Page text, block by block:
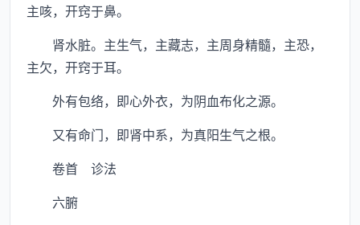
主咳，开窍于鼻。
肾水脏。主生气，主藏志，主周身精髓，主恐，
主欠，开窍于耳。
外有包络，即心外衣，为阴血布化之源。
又有命门，即肾中系，为真阳生气之根。
卷首 诊法
六腑